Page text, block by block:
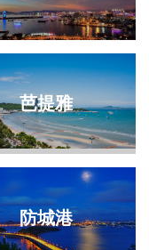
芭提雅
防城港